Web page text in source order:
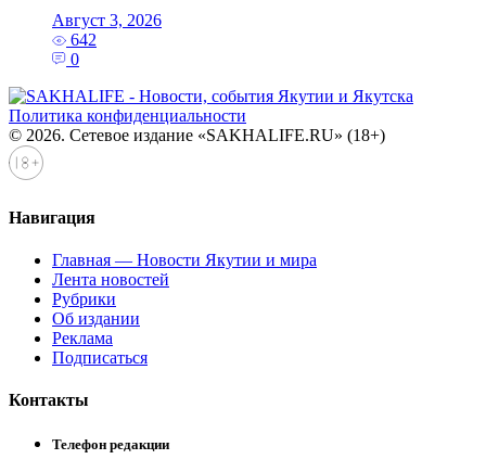
Август 3, 2026
642
0
Политика конфиденциальности
© 2026. Сетевое издание «SAKHALIFE.RU» (18+)
Навигация
Главная — Новости Якутии и мира
Лента новостей
Рубрики
Об издании
Реклама
Подписаться
Контакты
Телефон редакции